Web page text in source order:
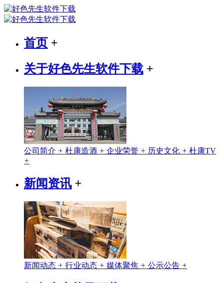
首页 +
关于好色先生软件下载 +
公司简介 + 杜康造酒 + 企业荣誉 + 历史文化 + 杜康TV
+
新闻资讯 +
新闻动态 + 行业动态 + 媒体聚焦 + 公示公告 +